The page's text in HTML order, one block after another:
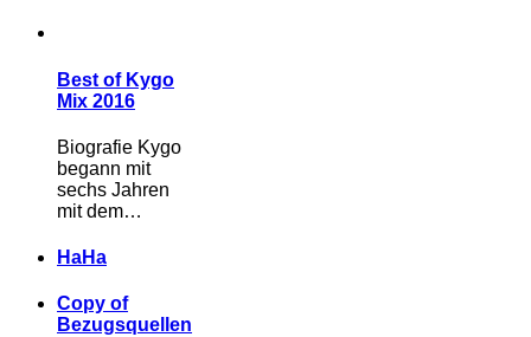
Best of Kygo
Mix 2016
Biografie Kygo
begann mit
sechs Jahren
mit dem…
HaHa
Copy of
Bezugsquellen